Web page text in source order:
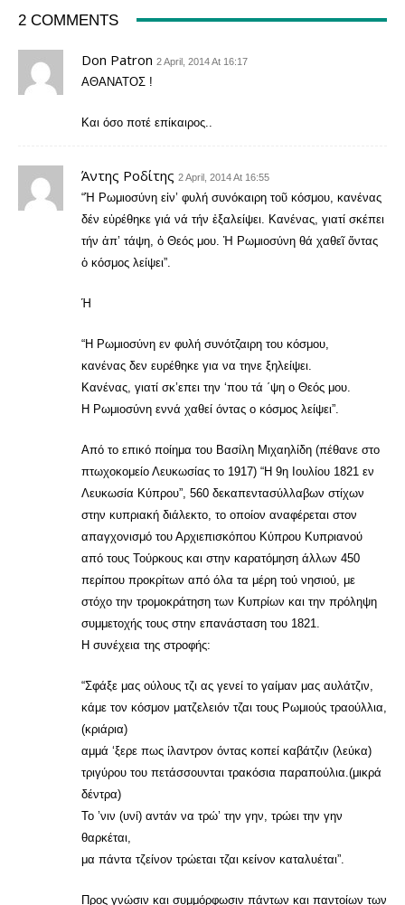
2 COMMENTS
Don Patron 2 April, 2014 At 16:17
ΑΘΑΝΑΤΟΣ !
Και όσο ποτέ επίκαιρος..
Άντης Ροδίτης 2 April, 2014 At 16:55
“Ἡ Ρωμιοσύνη εἰν’ φυλή συνόκαιρη τοῦ κόσμου, κανένας
δέν εὑρέθηκε γιά νά τήν ἐξαλείψει. Κανένας, γιατί σκέπει
τήν ἀπ’ τάψη, ὁ Θεός μου. Ἡ Ρωμιοσύνη θά χαθεῖ ὄντας
ὁ κόσμος λείψει”.
Ή
“Η Ρωμιοσύνη εν φυλή συνότζαιρη του κόσμου,
κανένας δεν ευρέθηκε για να τηνε ξηλείψει.
Κανένας, γιατί σκ’επει την ‘που τά ΄ψη ο Θεός μου.
Η Ρωμιοσύνη εννά χαθεί όντας ο κόσμος λείψει”.
Από το επικό ποίημα του Βασίλη Μιχαηλίδη (πέθανε στο
πτωχοκομείο Λευκωσίας το 1917) “Η 9η Ιουλίου 1821 εν
Λευκωσία Κύπρου”, 560 δεκαπεντασύλλαβων στίχων
στην κυπριακή διάλεκτο, το οποίον αναφέρεται στον
απαγχονισμό του Αρχιεπισκόπου Κύπρου Κυπριανού
από τους Τούρκους και στην καρατόμηση άλλων 450
περίπου προκρίτων από όλα τα μέρη τού νησιού, με
στόχο την τρομοκράτηση των Κυπρίων και την πρόληψη
συμμετοχής τους στην επανάσταση του 1821.
Η συνέχεια της στροφής:
“Σφάξε μας ούλους τζι ας γενεί το γαίμαν μας αυλάτζιν,
κάμε τον κόσμον ματζελειόν τζαι τους Ρωμιούς τραούλλια,
(κριάρια)
αμμά ‘ξερε πως ίλαντρον όντας κοπεί καβάτζιν (λεύκα)
τριγύρου του πετάσσουνται τρακόσια παραπούλια.(μικρά
δέντρα)
Το ’νιν (υνί) αντάν να τρώ’ την γην, τρώει την γην
θαρκέται,
μα πάντα τζείνον τρώεται τζαι κείνον καταλυέται”.
Προς γνώσιν και συμμόρφωσιν πάντων και παντοίων των